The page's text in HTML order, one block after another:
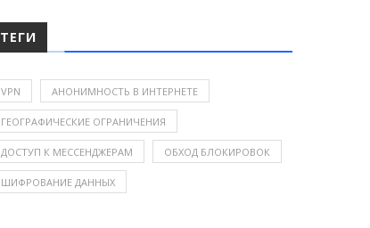
ТЕГИ
VPN АНОНИМНОСТЬ В ИНТЕРНЕТЕ
ГЕОГРАФИЧЕСКИЕ ОГРАНИЧЕНИЯ
ДОСТУП К МЕССЕНДЖЕРАМ ОБХОД БЛОКИРОВОК
ШИФРОВАНИЕ ДАННЫХ